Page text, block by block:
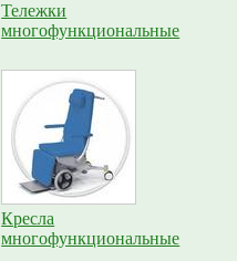
Тележки
многофункциональные
Кресла
многофункциональные